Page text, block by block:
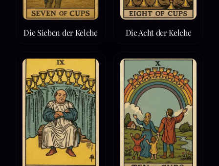
Die Sieben der Kelche Die Acht der Kelche